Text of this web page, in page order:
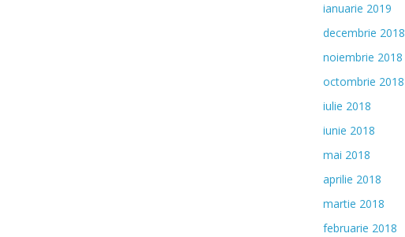
ianuarie 2019
decembrie 2018
noiembrie 2018
octombrie 2018
iulie 2018
iunie 2018
mai 2018
aprilie 2018
martie 2018
februarie 2018